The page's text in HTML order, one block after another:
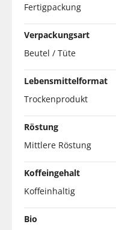
Fertigpackung
Verpackungsart
Beutel / Tüte
Lebensmittelformat
Trockenprodukt
Röstung
Mittlere Röstung
Koffeingehalt
Koffeinhaltig
Bio